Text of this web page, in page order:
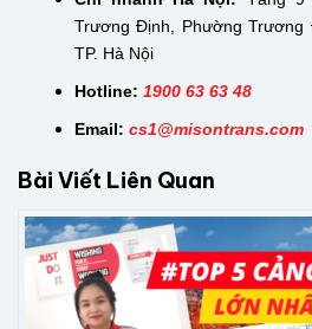
Trương Định, Phường Trương
TP. Hà Nội
Hotline: 1900 63 63 48
Email: cs1@misontrans.com
Bài Viết Liên Quan